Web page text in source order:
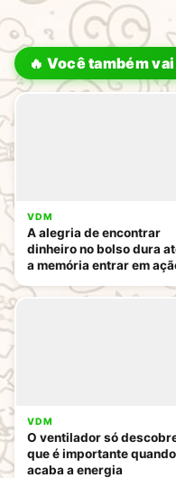
🔥 Você também
VDM
A alegria de encontrar
dinheiro no bolso dura
a memória entrar em
VDM
O ventilador só
que é importante quando
acaba a energia